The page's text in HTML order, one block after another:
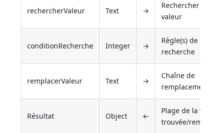
rechercherValeur Text →
Rechercher la
valeur
conditionRecherche Integer →
Règle(s) de
recherche
remplacerValeur Text →
Chaîne de
remplacement
Résultat Object ←
Plage de la valeur
trouvée/